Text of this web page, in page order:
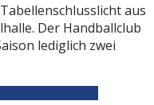
aus
Der Handballclub
lediglich zwei